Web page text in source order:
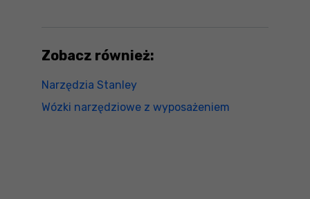
Zobacz również:
Narzędzia Stanley
Wózki narzędziowe z wyposażeniem